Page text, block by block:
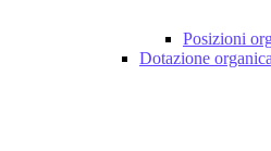
Posizioni
Dotazione organica